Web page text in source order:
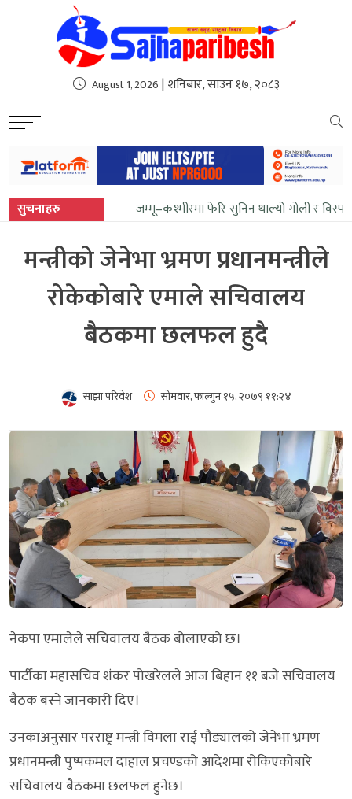
sweet bonanza
August 1, 2026 | शनिबार, साउन १७, २०८३
सुचनाहरु जम्मू–कश्मीरमा फेरि सुनिन थाल्यो गोली र
मन्त्रीको जेनेभा भ्रमण प्रधानमन्त्रीले
रोकेकोबारे एमाले सचिवालय
बैठकमा छलफल हुदै
साझा परिवेश सोमवार, फाल्गुन १५, २०७९ ११:२४
नेकपा एमालेले सचिवालय बैठक बोलाएको छ।
पार्टीका महासचिव शंकर पोखरेलले आज बिहान ११ बजे सचिवालय
बैठक बस्ने जानकारी दिए।
उनकाअनुसार परराष्ट्र मन्त्री विमला राई पौड्यालको जेनेभा भ्रमण
प्रधानमन्त्री पुष्पकमल दाहाल प्रचण्डको आदेशमा रोकिएकोबारे
सचिवालय बैठकमा छलफल हुनेछ।